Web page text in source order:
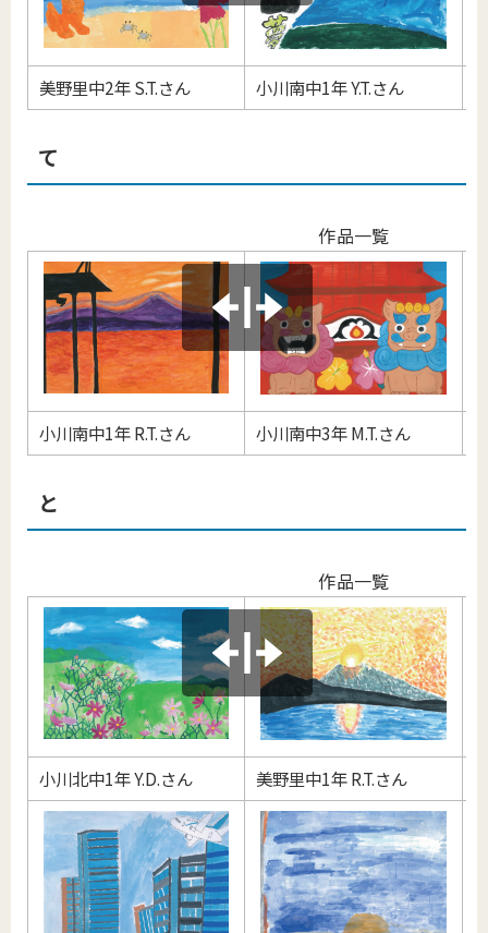
美野里中2年 S.T.さん 小川南中1年 Y.T.さん
て
作品一覧
小川南中1年 R.T.さん 小川南中3年 M.T.さん
と
作品一覧
小川北中1年 Y.D.さん 美野里中1年 R.T.さん